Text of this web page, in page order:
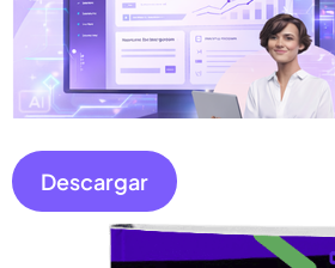
Descargar